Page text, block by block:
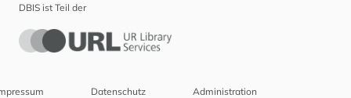
DBIS ist Teil der
Datenschutz Administration